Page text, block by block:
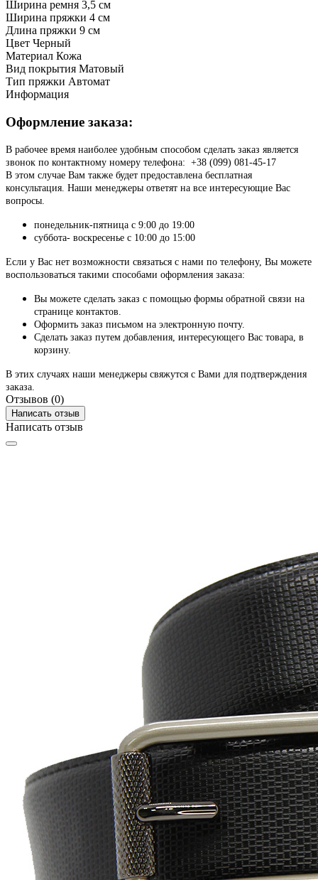
Ширина ремня 3,5 см
Ширина пряжки 4 см
Длина пряжки 9 см
Цвет Черный
Материал Кожа
Вид покрытия Матовый
Тип пряжки Автомат
Информация
Оформление заказа:
В рабочее время наиболее удобным способом сделать заказ является
звонок по контактному номеру телефона: +38 (099) 081-45-17
В этом случае Вам также будет предоставлена бесплатная
консультация. Наши менеджеры ответят на все интересующие Вас
вопросы.
понедельник-пятница с 9:00 до 19:00
суббота- воскресенье с 10:00 до 15:00
Если у Вас нет возможности связаться с нами по телефону, Вы можете
воспользоваться такими способами оформления заказа:
Вы можете сделать заказ с помощью формы обратной связи на
странице контактов.
Оформить заказ письмом на электронную почту.
Сделать заказ путем добавления, интересующего Вас товара, в
корзину.
В этих случаях наши менеджеры свяжутся с Вами для подтверждения
заказа.
Отзывов (0)
Написать отзыв
Написать отзыв